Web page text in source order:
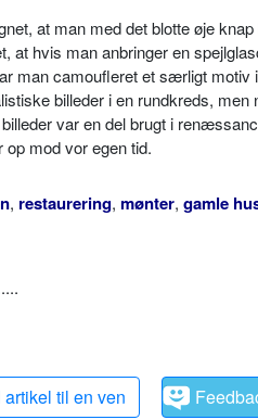
at man med det blotte øje
at hvis man anbringer en
man camoufleret et særligt motiv
billeder i en rundkreds, men
var en del brugt i
mod vor egen tid.
, restaurering, mønter, gamle
til en ven